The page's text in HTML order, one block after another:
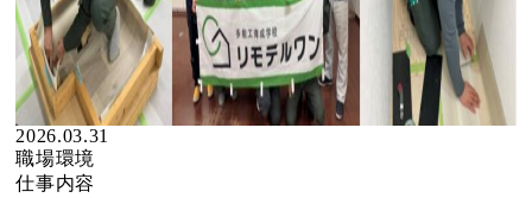
2026.03.31
職場環境
仕事内容